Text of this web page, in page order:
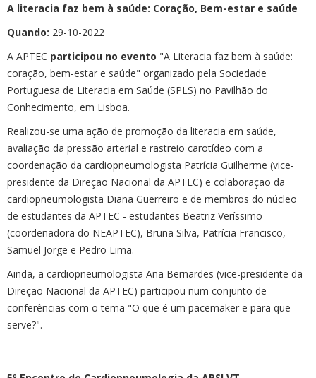
A literacia faz bem à saúde: Coração, Bem-estar e saúde
Quando: 29-10-2022
A APTEC participou no evento "A Literacia faz bem à saúde:
coração, bem-estar e saúde" organizado pela Sociedade
Portuguesa de Literacia em Saúde (SPLS) no Pavilhão do
Conhecimento, em Lisboa.
Realizou-se uma ação de promoção da literacia em saúde,
avaliação da pressão arterial e rastreio carotídeo com a
coordenação da cardiopneumologista Patrícia Guilherme (vice-
presidente da Direção Nacional da APTEC) e colaboração da
cardiopneumologista Diana Guerreiro e de membros do núcleo
de estudantes da APTEC - estudantes Beatriz Veríssimo
(coordenadora do NEAPTEC), Bruna Silva, Patrícia Francisco,
Samuel Jorge e Pedro Lima.
Ainda, a cardiopneumologista Ana Bernardes (vice-presidente da
Direção Nacional da APTEC) participou num conjunto de
conferências com o tema "O que é um pacemaker e para que
serve?".